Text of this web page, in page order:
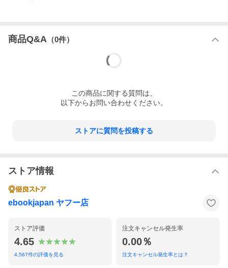
商品Q&A （0件）
この商品に関する質問は、
以下からお問い合わせください。
ストアに質問を投稿する
ストア情報
ebookjapan ヤフー店
ストア評価
4.65
4,567件の評価を見る
注文キャンセル発生率
0.00％
注文キャンセル発生率とは？